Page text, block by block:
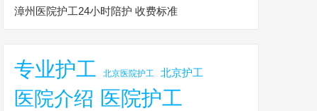
漳州医院护工24小时陪护 收费标准
专业护工 北京医院护工 北京护工
医院介绍 医院护工